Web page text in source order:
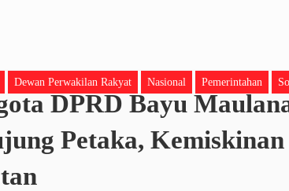
Dewan Perwakilan Rakyat Nasional Pemerintahan
DPRD Bayu
Petaka,